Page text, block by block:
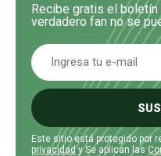
Recibe gratis el
verdadero fan no se
Este sitio está protegido por
privacidady Se aplican las